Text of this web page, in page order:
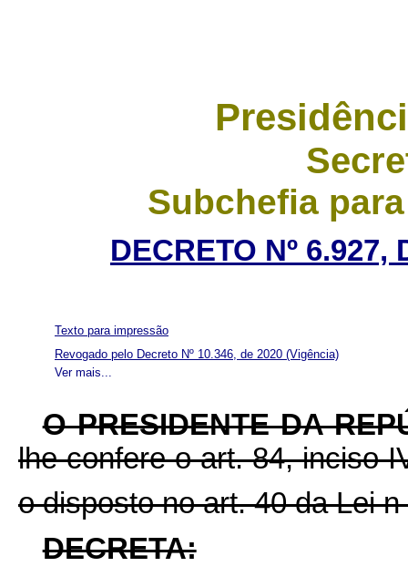
Subchefia
DECRETO Nº 6.927,
Ver mais...
Texto para impressão
Revogado pelo Decreto Nº 10.346, de 2020 (Vigência)
O PRESIDENTE DA
lhe confere o art. 84, inciso
o disposto no art. 40 da Lei n
DECRETA: